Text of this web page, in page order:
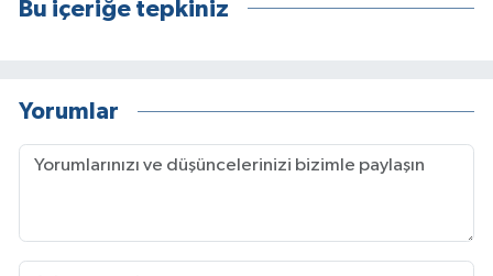
Bu içeriğe tepkiniz
Yorumlar